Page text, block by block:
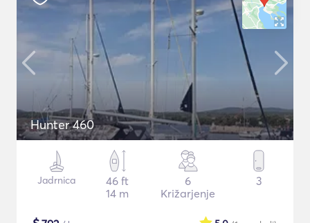
Hunter 460
Jadrnica
46 ft
14 m
6
Križarjenje
3